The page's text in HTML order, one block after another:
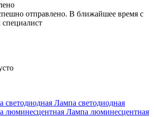
отправлено. В ближайшее время с
Лампа светодиодная
Лампа люминесцентная